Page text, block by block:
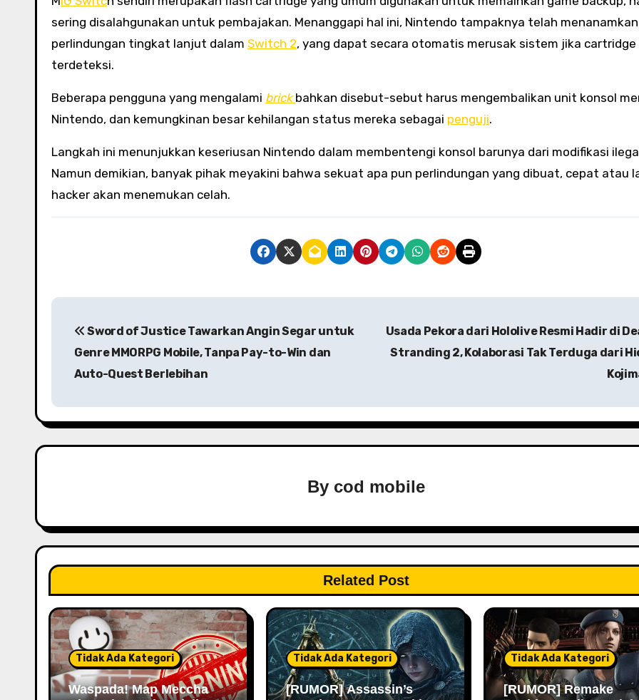
sering disalahgunakan untuk pembajakan. Menanggapi hal ini, Nintendo tampaknya telah
perlindungan tingkat lanjut dalam Switch 2, yang dapat secara otomatis merusak sistem jika cartridge
terdeteksi.
Beberapa pengguna yang mengalami brick bahkan disebut-sebut harus mengembalikan unit konsol
Nintendo, dan kemungkinan besar kehilangan status mereka sebagai penguji.
Langkah ini menunjukkan keseriusan Nintendo dalam membentengi konsol barunya dari modifikasi
Namun demikian, banyak pihak meyakini bahwa sekuat apa pun perlindungan yang dibuat, cepat atau
hacker akan menemukan celah.
t
n
g
a
t
i
o
n
Sword of Justice Tawarkan Angin Segar untuk
Genre MMORPG Mobile, Tanpa Pay-to-Win dan
Auto-Quest Berlebihan
Usada Pekora dari Hololive Resmi Hadir di
Stranding 2, Kolaborasi Tak Terduga dari
By cod mobile
Related Post
Tidak Ada Kategori
Waspada! Map Meccha
Tidak Ada Kategori
[RUMOR] Assassin’s
Tidak Ada Kategori
[RUMOR] Remake